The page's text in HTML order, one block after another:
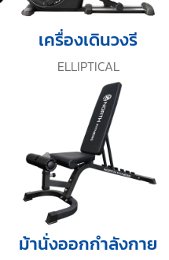
ELLIPTICAL
เครื่องเดินวงรี
ม้านั่งออกกำลังกาย